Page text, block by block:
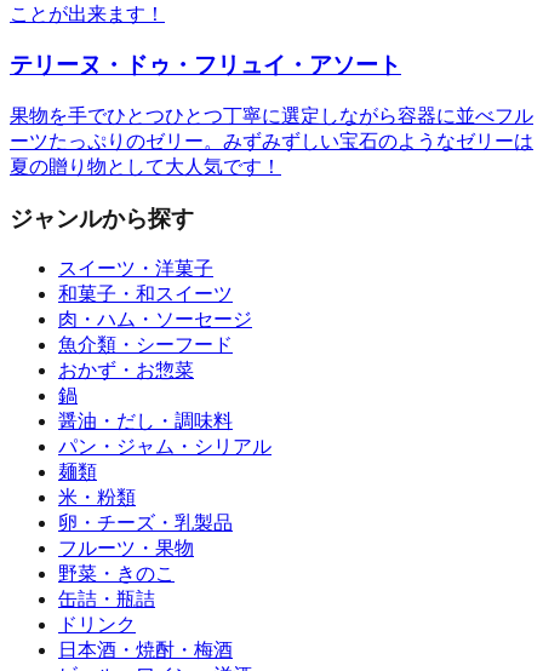
ことが出来ます！
テリーヌ・ドゥ・フリュイ・アソート
果物を手でひとつひとつ丁寧に選定しながら容器に並べフル
ーツたっぷりのゼリー。みずみずしい宝石のようなゼリーは
夏の贈り物として大人気です！
ジャンルから探す
スイーツ・洋菓子
和菓子・和スイーツ
肉・ハム・ソーセージ
魚介類・シーフード
おかず・お惣菜
鍋
醤油・だし・調味料
パン・ジャム・シリアル
麺類
米・粉類
卵・チーズ・乳製品
フルーツ・果物
野菜・きのこ
缶詰・瓶詰
ドリンク
日本酒・焼酎・梅酒